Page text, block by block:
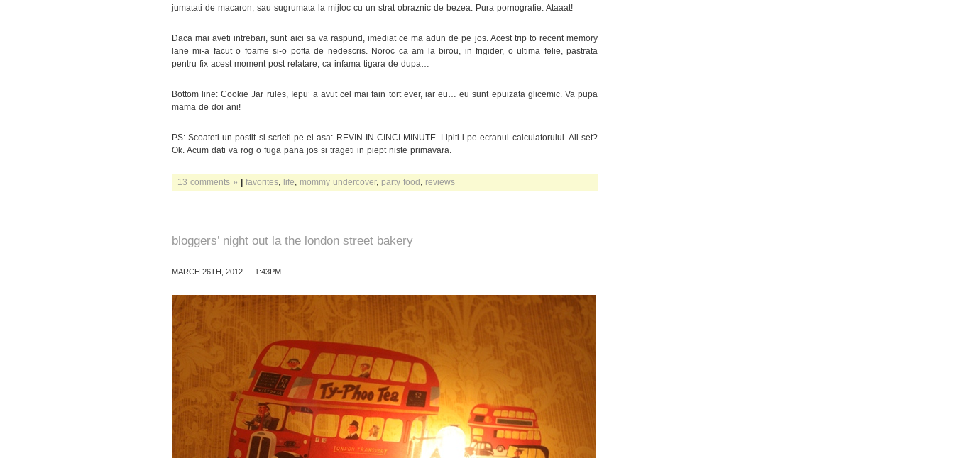
jumatati de macaron, sau sugrumata la mijloc cu un strat obraznic de bezea. Pura pornografie. Ataaat!
Daca mai aveti intrebari, sunt aici sa va raspund, imediat ce ma adun de pe jos. Acest trip to recent memory
lane mi-a facut o foame si-o pofta de nedescris. Noroc ca am la birou, in frigider, o ultima felie, pastrata
pentru fix acest moment post relatare, ca infama tigara de dupa…
Bottom line: Cookie Jar rules, Iepu’ a avut cel mai fain tort ever, iar eu… eu sunt epuizata glicemic. Va pupa
mama de doi ani!
PS: Scoateti un postit si scrieti pe el asa: REVIN IN CINCI MINUTE. Lipiti-l pe ecranul calculatorului. All set?
Ok. Acum dati va rog o fuga pana jos si trageti in piept niste primavara.
13 comments » | favorites life mommy undercover, party food reviews
bloggers’ night out la the london street bakery
MARCH 26TH, 2012 — 1:43PM